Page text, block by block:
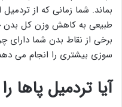
بماند. شما زمانی که از
طبیعی به کاهش وزن کل بدن
برخی از نقاط بدن شما دارای
سوزی بیشتری را انجام می
آیا تردمیل پاها